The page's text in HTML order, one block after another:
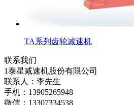
TA系列齿轮减速机
联系我们
1泰星减速机股份有限公司
联系人：李先生
手机：13905265948
微信：13307334538